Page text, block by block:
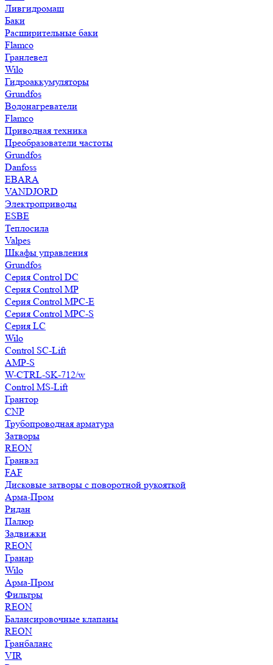
Ливгидромаш
Баки
Расширительные баки
Flamco
Гранлевел
Wilo
Гидроаккумуляторы
Grundfos
Водонагреватели
Flamco
Приводная техника
Преобразователи частоты
Grundfos
Danfoss
EBARA
VANDJORD
Электроприводы
ESBE
Теплосила
Valpes
Шкафы управления
Grundfos
Серия Control DC
Серия Control MP
Серия Control MPC-E
Серия Control MPC-S
Серия LC
Wilo
Control SC-Lift
AMP-S
W-CTRL-SK-712/w
Control MS-Lift
Грантор
CNP
Трубопроводная арматура
Затворы
REON
Гранвэл
FAF
Дисковые затворы с поворотной рукояткой
Арма-Пром
Ридан
Палюр
Задвижки
REON
Гранар
Wilo
Арма-Пром
Фильтры
REON
Балансировочные клапаны
REON
Гранбаланс
VIR